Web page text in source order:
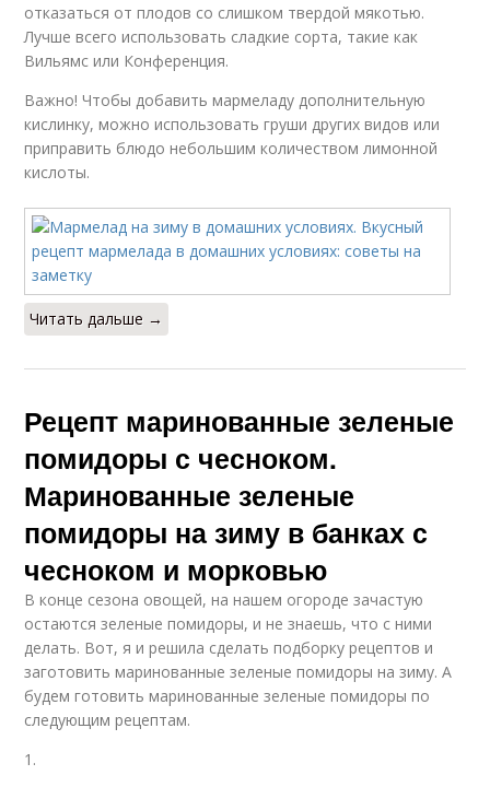
отказаться от плодов со слишком твердой мякотью.
Лучше всего использовать сладкие сорта, такие как
Вильямс или Конференция.
Важно! Чтобы добавить мармеладу дополнительную
кислинку, можно использовать груши других видов или
приправить блюдо небольшим количеством лимонной
кислоты.
Читать дальше →
Рецепт маринованные зеленые
помидоры с чесноком.
Маринованные зеленые
помидоры на зиму в банках с
чесноком и морковью
В конце сезона овощей, на нашем огороде зачастую
остаются зеленые помидоры, и не знаешь, что с ними
делать. Вот, я и решила сделать подборку рецептов и
заготовить маринованные зеленые помидоры на зиму. А
будем готовить маринованные зеленые помидоры по
следующим рецептам.
1.